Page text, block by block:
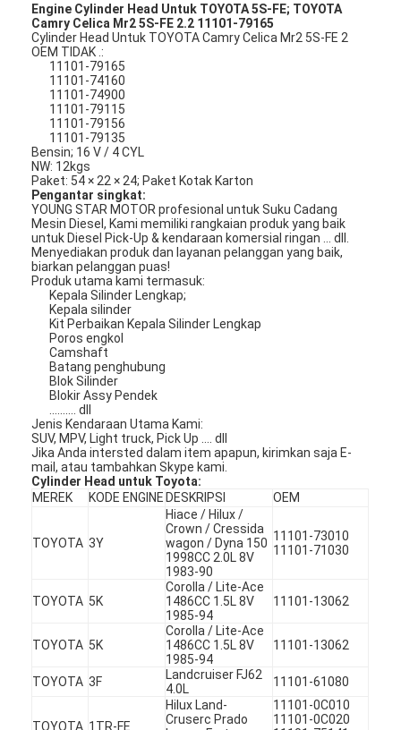
Engine Cylinder Head Untuk TOYOTA 5S-FE; TOYOTA
Camry Celica Mr2 5S-FE 2.2 11101-79165
Cylinder Head Untuk TOYOTA Camry Celica Mr2 5S-FE 2
OEM TIDAK .:
11101-79165
11101-74160
11101-74900
11101-79115
11101-79156
11101-79135
Bensin; 16 V / 4 CYL
NW: 12kgs
Paket: 54 × 22 × 24; Paket Kotak Karton
Pengantar singkat:
YOUNG STAR MOTOR profesional untuk Suku Cadang
Mesin Diesel, Kami memiliki rangkaian produk yang baik
untuk Diesel Pick-Up & kendaraan komersial ringan ... dll.
Menyediakan produk dan layanan pelanggan yang baik,
biarkan pelanggan puas!
Produk utama kami termasuk:
Kepala Silinder Lengkap;
Kepala silinder
Kit Perbaikan Kepala Silinder Lengkap
Poros engkol
Camshaft
Batang penghubung
Blok Silinder
Blokir Assy Pendek
.......... dll
Jenis Kendaraan Utama Kami:
SUV, MPV, Light truck, Pick Up .... dll
Jika Anda intersted dalam item apapun, kirimkan saja E-
mail, atau tambahkan Skype kami.
Cylinder Head untuk Toyota:
MEREK
KODE ENGINE DESKRIPSI OEM
TOYOTA 3Y
Hiace / Hilux /
Crown / Cressida
wagon / Dyna 150
1998CC 2.0L 8V
1983-90
11101-73010
11101-71030
TOYOTA 5K
Corolla / Lite-Ace
1486CC 1.5L 8V
1985-94
11101-13062
TOYOTA 5K
Corolla / Lite-Ace
1486CC 1.5L 8V
1985-94
11101-13062
TOYOTA 3F
Landcruiser FJ62
4.0L
11101-61080
TOYOTA 1TR-FE
Hilux Land-
Cruserc Prado
11101-0C010
11101-0C020